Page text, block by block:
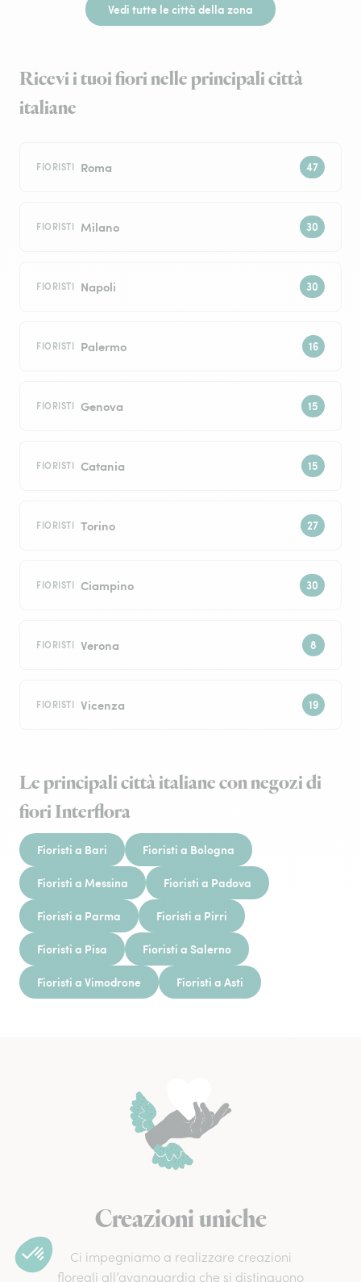
Vedi tutte le città della zona
Ricevi i tuoi fiori nelle principali città
italiane
FIORISTI Roma
FIORISTI Milano
FIORISTI Napoli
FIORISTI Palermo
FIORISTI Genova
FIORISTI Catania
FIORISTI Torino
FIORISTI Ciampino
FIORISTI Verona
FIORISTI Vicenza
Le principali città italiane con negozi di
fiori Interflora
Fioristi a Bari Fioristi a Bologna
Fioristi a Messina Fioristi a Padova
Fioristi a Parma Fioristi a Pirri
Fioristi a Pisa Fioristi a Salerno
Fioristi a Vimodrone Fioristi a Asti
Creazioni uniche
Ci impegniamo a realizzare creazioni
floreali all’avanguardia che si distinguono